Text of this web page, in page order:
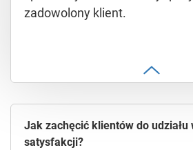
zadowolony klient.
Jak zachęcić klientów do udziału
satysfakcji?